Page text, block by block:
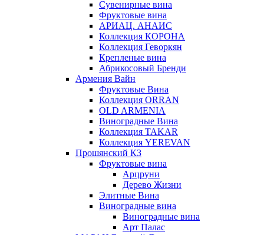
Сувенирные вина
Фруктовые вина
АРИАЦ. АНАИС
Коллекция КОРОНА
Коллекция Геворкян
Крепленые вина
Абрикосовый Бренди
Армения Вайн
Фруктовые Вина
Коллекция ORRAN
OLD ARMENIA
Виноградные Вина
Коллекция TAKAR
Коллекция YEREVAN
Прошянский КЗ
Фруктовые вина
Арцруни
Дерево Жизни
Элитные Вина
Виноградные вина
Виноградные вина
Арт Палас